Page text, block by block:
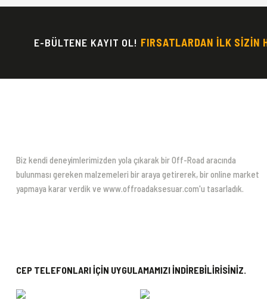
Bu ürüne benzer farklı alternatifler olmalı.
E-BÜLTENE KAYIT OL! FIRSATLARDAN İLK SİZİN
Biz kendi deneyimlerimizden yola çıkarak bir Off-Road aracında
bulunması gereken malzemeleri bir araya getirerek, bir online market
yapmaya karar verdik ve www.offroadaksesuar.com'u tasarladık.
CEP TELEFONLARI İÇİN UYGULAMAMIZI İNDİREBİLİRİSİNİZ.